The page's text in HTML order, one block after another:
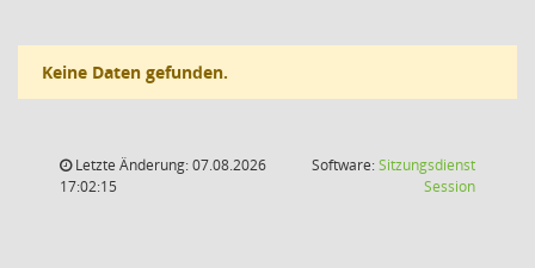
Keine Daten gefunden.
Letzte Änderung: 07.08.2026
17:02:15
Software:Sitzungsdienst
Session(Wird in